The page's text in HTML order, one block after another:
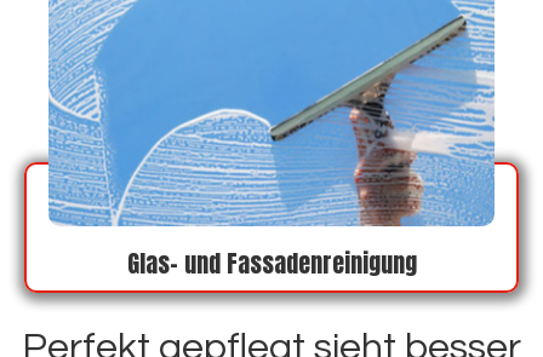
Glas- und Fassadenreinigung
Perfekt gepflegt sieht besser